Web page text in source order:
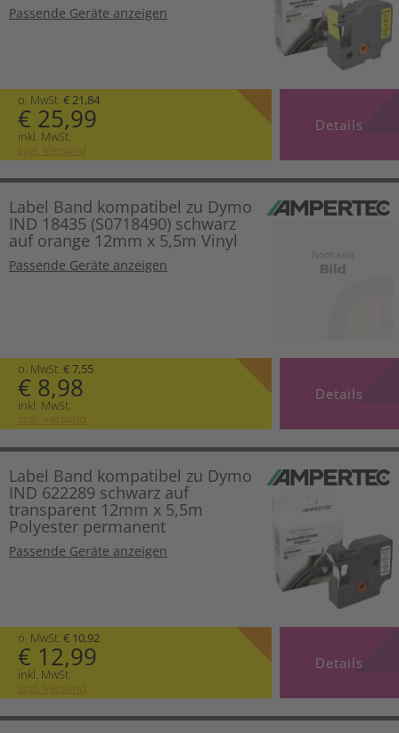
Passende Geräte anzeigen
o. MwSt. € 21,84
€ 25,99
inkl. MwSt.
zzgl. Versand
Details
Label Band kompatibel zu Dymo
IND 18435 (S0718490) schwarz
auf orange 12mm x 5,5m Vinyl
Passende Geräte anzeigen
o. MwSt. € 7,55
€ 8,98
inkl. MwSt.
zzgl. Versand
Details
Label Band kompatibel zu Dymo
IND 622289 schwarz auf
transparent 12mm x 5,5m
Polyester permanent
Passende Geräte anzeigen
o. MwSt. € 10,92
€ 12,99
inkl. MwSt.
zzgl. Versand
Details